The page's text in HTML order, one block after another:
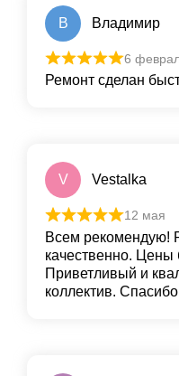
В Владимир
6
Ремонт сделан
V Vestalka
12 мая
Всем рекомендую!
качественно. Цены
Приветливый и
коллектив.